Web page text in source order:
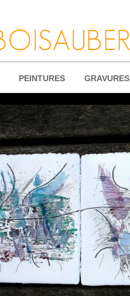
PEINTURES GRAVURES